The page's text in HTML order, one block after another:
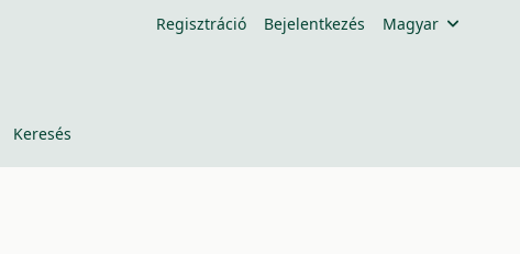
Regisztráció Bejelentkezés Magyar
Keresés